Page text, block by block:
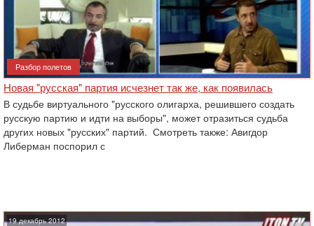
Разбор полетов
Новая "русская" партия исчезнет так же, как появилась
В судьбе виртуального "русского олигарха, решившего создать
русскую партию и идти на выборы", может отразиться судьба
других новых "русских" партий. Смотреть также: Авигдор
Либерман поспорил с
19 декабрь 2012